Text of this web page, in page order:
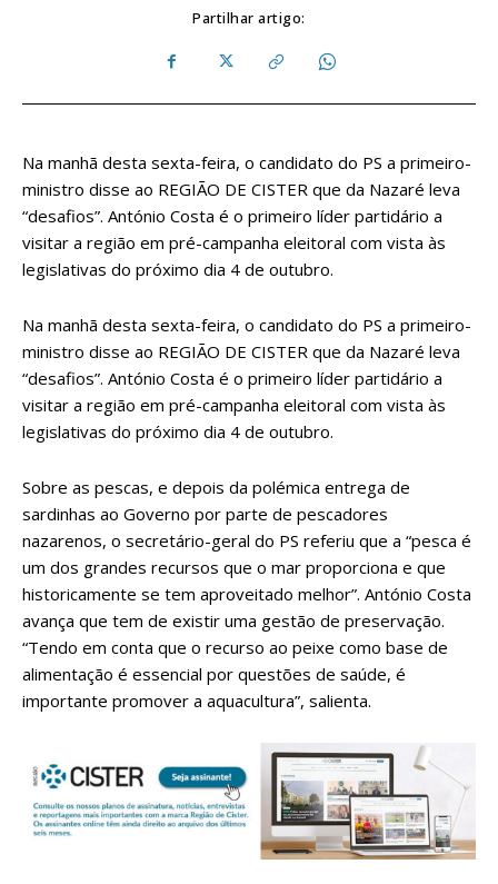
Partilhar artigo:
Na manhã desta sexta-feira, o candidato do PS a primeiro-
ministro disse ao REGIÃO DE CISTER que da Nazaré leva
“desafios”. António Costa é o primeiro líder partidário a
visitar a região em pré-campanha eleitoral com vista às
legislativas do próximo dia 4 de outubro.
Na manhã desta sexta-feira, o candidato do PS a primeiro-
ministro disse ao REGIÃO DE CISTER que da Nazaré leva
“desafios”. António Costa é o primeiro líder partidário a
visitar a região em pré-campanha eleitoral com vista às
legislativas do próximo dia 4 de outubro.
Sobre as pescas, e depois da polémica entrega de
sardinhas ao Governo por parte de pescadores
nazarenos, o secretário-geral do PS referiu que a “pesca é
um dos grandes recursos que o mar proporciona e que
historicamente se tem aproveitado melhor”. António Costa
avança que tem de existir uma gestão de preservação.
“Tendo em conta que o recurso ao peixe como base de
alimentação é essencial por questões de saúde, é
importante promover a aquacultura”, salienta.